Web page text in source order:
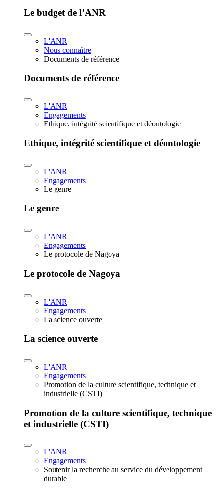
Le budget de l’ANR
L'ANR
Nous connaître
Documents de référence
Documents de référence
L'ANR
Engagements
Ethique, intégrité scientifique et déontologie
Ethique, intégrité scientifique et déontologie
L'ANR
Engagements
Le genre
Le genre
L'ANR
Engagements
Le protocole de Nagoya
Le protocole de Nagoya
L'ANR
Engagements
La science ouverte
La science ouverte
L'ANR
Engagements
Promotion de la culture scientifique, technique et
industrielle (CSTI)
Promotion de la culture scientifique, technique
et industrielle (CSTI)
L'ANR
Engagements
Soutenir la recherche au service du développement
durable